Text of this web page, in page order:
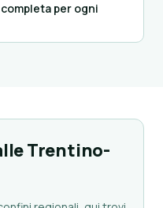
per ogni
Trentino-